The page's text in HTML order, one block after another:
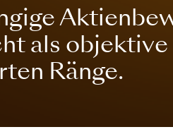
als
Ränge.